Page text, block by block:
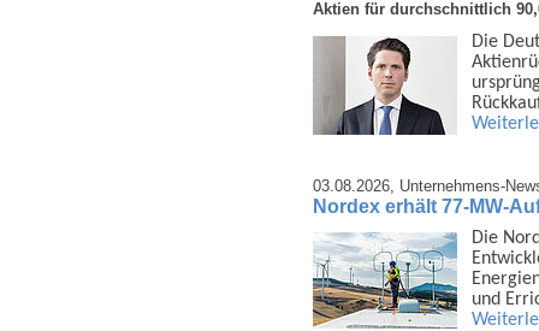
Aktien für durchschnittlich
Die
03.08.2026, Unternehmens-
Nordex erhält 77-MW-
Die
und